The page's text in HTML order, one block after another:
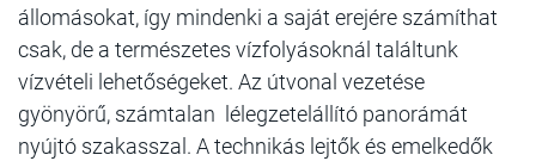
állomásokat, így mindenki a saját erejére számíthat
csak, de a természetes vízfolyásoknál találtunk
vízvételi lehetőségeket. Az útvonal vezetése
gyönyörű, számtalan lélegzetelállító panorámát
nyújtó szakasszal. A technikás lejtők és emelkedők